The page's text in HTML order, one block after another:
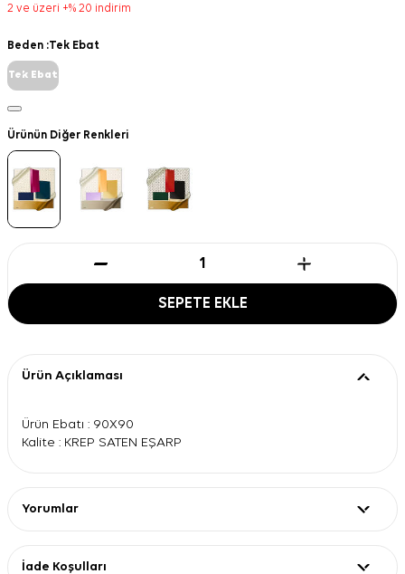
2 ve üzeri +% 20 indirim
Beden :Tek Ebat
Tek Ebat
Ürünün Diğer Renkleri
SEPETE EKLE
Ürün Açıklaması
Ürün Ebatı : 90X90
Kalite : KREP SATEN EŞARP
Yorumlar
İade Koşulları